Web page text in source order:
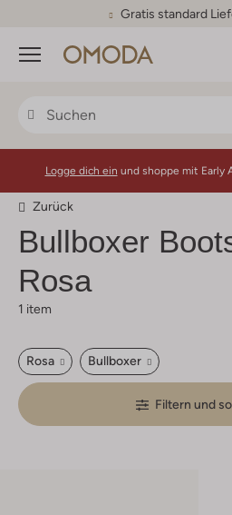
Gratis standard
Menü
Logge dich ein und shoppe mit Early
Zurück
Bullboxer
Rosa
1 item
Rosa Bullboxer
Filtern und